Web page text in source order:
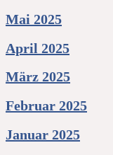
Mai 2025
April 2025
März 2025
Februar 2025
Januar 2025